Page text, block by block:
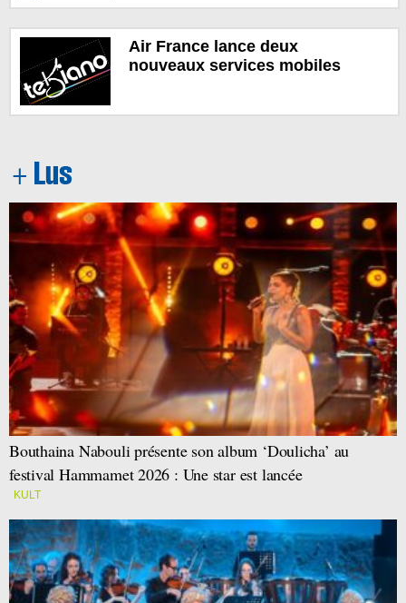
Air France lance deux
nouveaux services mobiles
Bouthaina Nabouli présente son album ‘Doulicha’ au
festival Hammamet 2026 : Une star est lancée
KULT